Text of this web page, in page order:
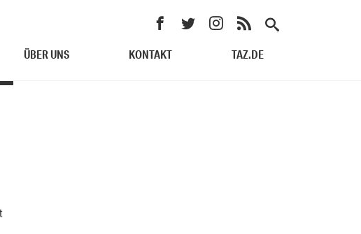
ÜBER UNS KONTAKT TAZ.DE